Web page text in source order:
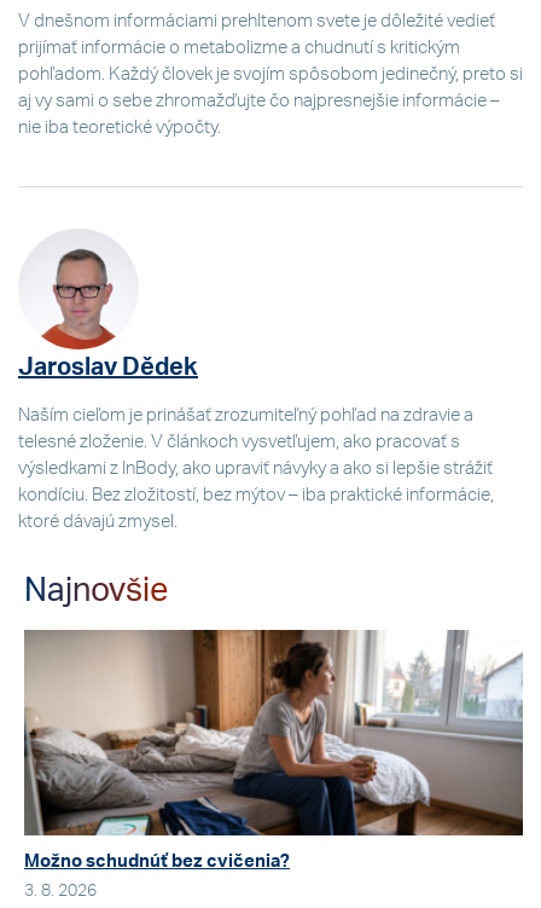
V dnešnom informáciami prehltenom svete je dôležité vedieť
prijímať informácie o metabolizme a chudnutí s kritickým
pohľadom. Každý človek je svojím spôsobom jedinečný, preto si
aj vy sami o sebe zhromažďujte čo najpresnejšie informácie –
nie iba teoretické výpočty.
Jaroslav Dědek
Naším cieľom je prinášať zrozumiteľný pohľad na zdravie a
telesné zloženie. V článkoch vysvetľujem, ako pracovať s
výsledkami z InBody, ako upraviť návyky a ako si lepšie strážiť
kondíciu. Bez zložitostí, bez mýtov – iba praktické informácie,
ktoré dávajú zmysel.
Najnovšie
Možno schudnúť bez cvičenia?
3. 8. 2026